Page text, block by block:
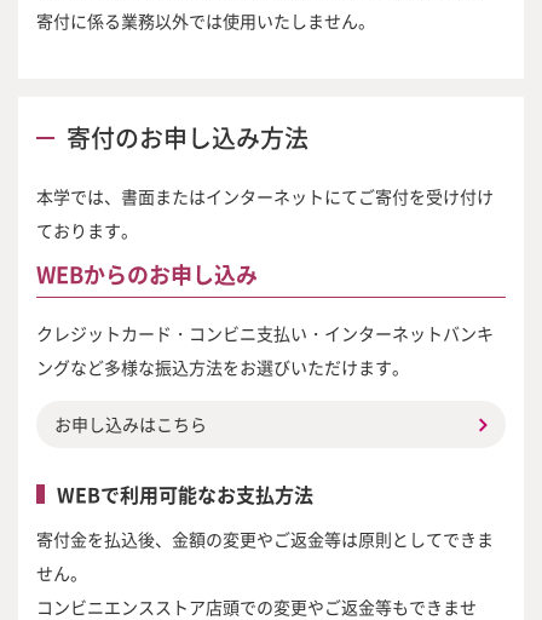
寄付に係る業務以外では使用いたしません。
寄付のお申し込み方法
本学では、書面またはインターネットにてご寄付を受け付け
ております。
WEBからのお申し込み
クレジットカード・コンビニ支払い・インターネットバンキ
ングなど多様な振込方法をお選びいただけます。
お申し込みはこちら
WEBで利用可能なお支払方法
寄付金を払込後、金額の変更やご返金等は原則としてできま
せん。
コンビニエンスストア店頭での変更やご返金等もできませ